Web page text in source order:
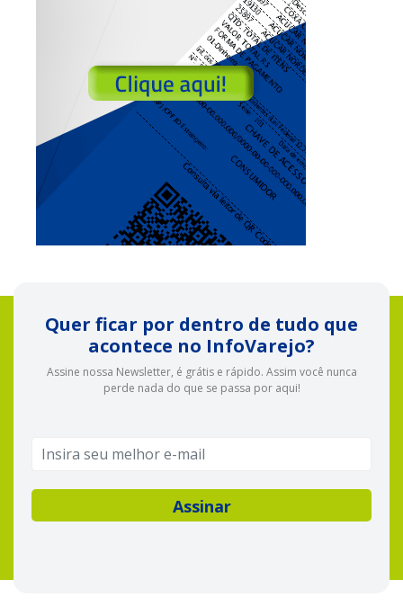
Quer ficar por dentro de tudo que
acontece no InfoVarejo?
Assine nossa Newsletter, é grátis e rápido. Assim você nunca
perde nada do que se passa por aqui!